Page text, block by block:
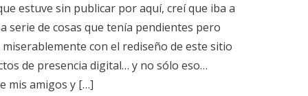
estuve sin publicar por aquí, creí que iba a
serie de cosas que tenía pendientes pero
con el rediseño de este sitio
de presencia digital… y no sólo eso…
mis amigos y […]